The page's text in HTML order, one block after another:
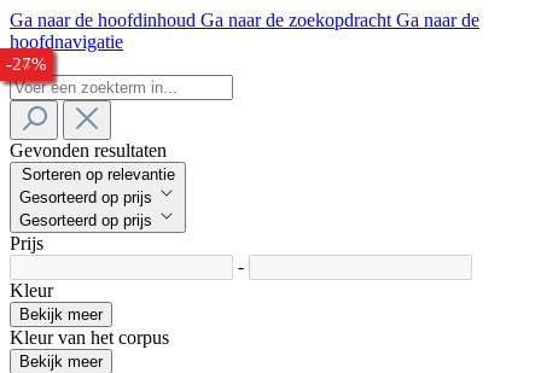
Ga naar de hoofdinhoud Ga naar de zoekopdracht Ga naar de
hoofdnavigatie
Gevonden resultaten
Sorteren op relevantie
Gesorteerd op prijs
Gesorteerd op prijs
Prijs
-
Kleur
Bekijk meer
Kleur van het corpus
Bekijk meer
-25%
-31%
-30%
-33%
-34%
-24%
-27%